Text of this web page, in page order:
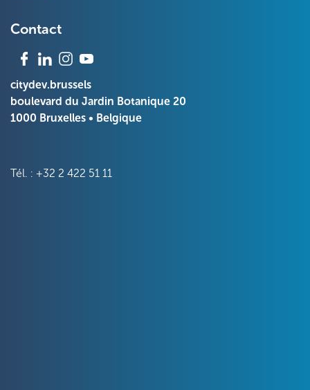
Contact
citydev.brussels
boulevard du Jardin Botanique 20
1000 Bruxelles • Belgique
Tél. : +32 2 422 51 11